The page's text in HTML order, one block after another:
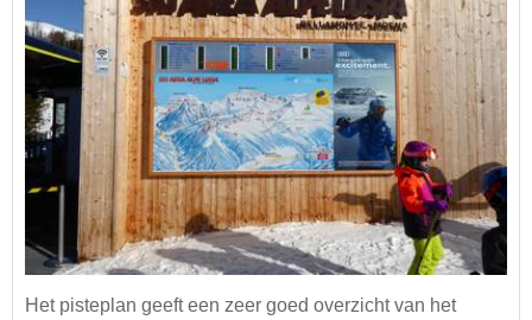
Het pisteplan geeft een zeer goed overzicht van het